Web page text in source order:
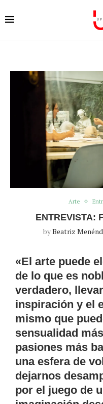
Arte
ENTREVISTA:
byBeatriz
«El arte puede
de lo que es
verdadero,
inspiración y el
mismo que
sensualidad
pasiones más
una esfera de
dejarnos
por el juego de